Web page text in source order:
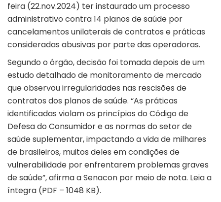
feira (22.nov.2024) ter instaurado um processo
administrativo contra 14 planos de saúde por
cancelamentos unilaterais de contratos e práticas
consideradas abusivas por parte das operadoras.
Segundo o órgão, decisão foi tomada depois de um
estudo detalhado de monitoramento de mercado
que observou irregularidades nas rescisões de
contratos dos planos de saúde. “As práticas
identificadas violam os princípios do Código de
Defesa do Consumidor e as normas do setor de
saúde suplementar, impactando a vida de milhares
de brasileiros, muitos deles em condições de
vulnerabilidade por enfrentarem problemas graves
de saúde”, afirma a Senacon por meio de nota. Leia a
íntegra (PDF – 1048 KB).